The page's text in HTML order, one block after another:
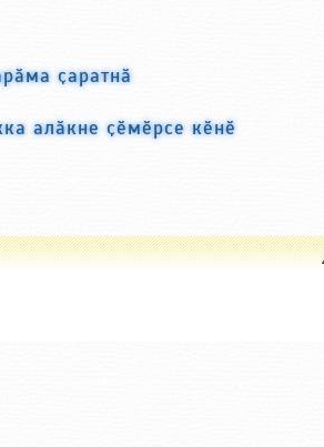
ҫаратнӑ
алӑкне ҫӗмӗрсе кӗнӗ